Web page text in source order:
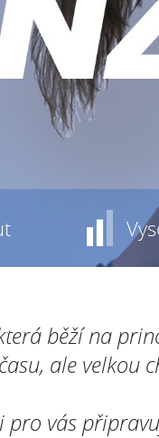
běží na
ale velkou
pro vás